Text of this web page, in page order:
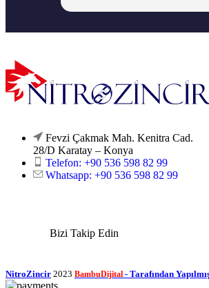
Fevzi Çakmak Mah. Kenitra Cad.
28/D Karatay – Konya
Telefon: +90 536 598 82 99
Whatsapp: +90 536 598 82 99
Bizi Takip Edin
NitroZincir 2023 BambuDijital - Tarafından